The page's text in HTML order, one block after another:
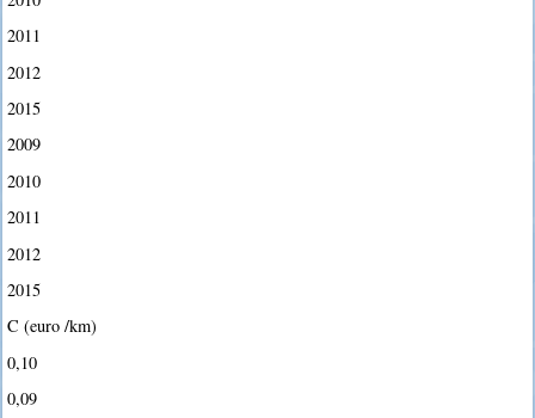
2011
2012
2015
2009
2010
2011
2012
2015
C (euro /km)
0,10
0,09